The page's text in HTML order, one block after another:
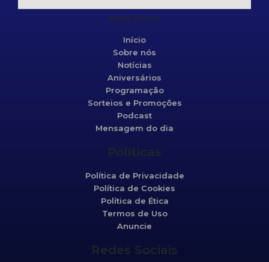
Mapa do site
Início
Sobre nós
Notícias
Aniversários
Programação
Sorteios e Promoções
Podcast
Mensagem do dia
Políticas
Política de Privacidade
Política de Cookies
Política de Ética
Termos de Uso
Anuncie
Redes Sociais